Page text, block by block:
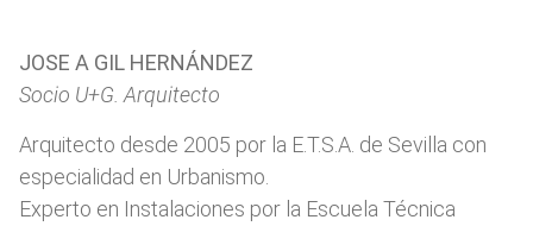
JOSE A GIL HERNÁNDEZ
Socio U+G. Arquitecto
Arquitecto desde 2005 por la E.T.S.A. de Sevilla con
especialidad en Urbanismo.
Experto en Instalaciones por la Escuela Técnica